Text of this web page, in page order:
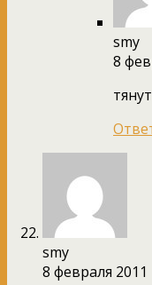
smу
8
smу
8 февраля 2011